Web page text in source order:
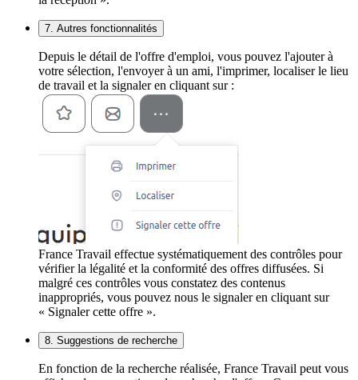
7. Autres fonctionnalités
Depuis le détail de l'offre d'emploi, vous pouvez l'ajouter à
votre sélection, l'envoyer à un ami, l'imprimer, localiser le lieu
de travail et la signaler en cliquant sur :
France Travail effectue systématiquement des contrôles pour
vérifier la légalité et la conformité des offres diffusées. Si
malgré ces contrôles vous constatez des contenus
inappropriés, vous pouvez nous le signaler en cliquant sur
« Signaler cette offre ».
8. Suggestions de recherche
En fonction de la recherche réalisée, France Travail peut vous